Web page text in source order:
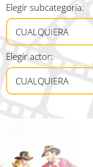
Elegir subcategoría:
Elegir actor: